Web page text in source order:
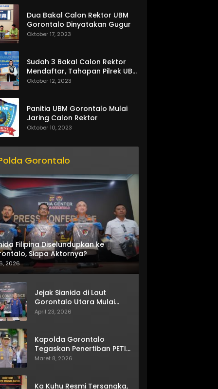
Dua Bakal Calon Rektor UBM
Gorontalo Dinyatakan Gugur
Oktober 17, 2023
Sudah 3 Bakal Calon Rektor
Mendaftar, Tahapan Pilrek UBM
Gorontalo Makin Seru
Oktober 12, 2023
Panitia UBM Gorontalo Mulai
Jaring Calon Rektor
Oktober 10, 2023
Gorontalo
Filipina Diselundupkan ke
Siapa Aktornya?
2026
Jejak Sianida di Laut
Gorontalo Utara Mulai
Terkuak
April 23, 2026
Kapolda Gorontalo
Tegaskan Penertiban PETI
Terus Berjalan
Maret 8, 2026
Ka Kuhu Resmi Tersangka,